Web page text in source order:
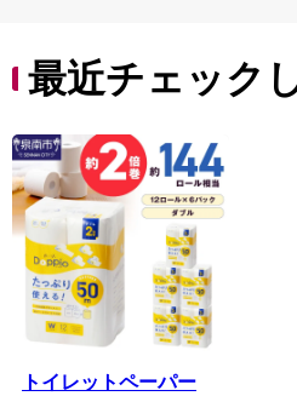
最近チェック
トイレットペーパー